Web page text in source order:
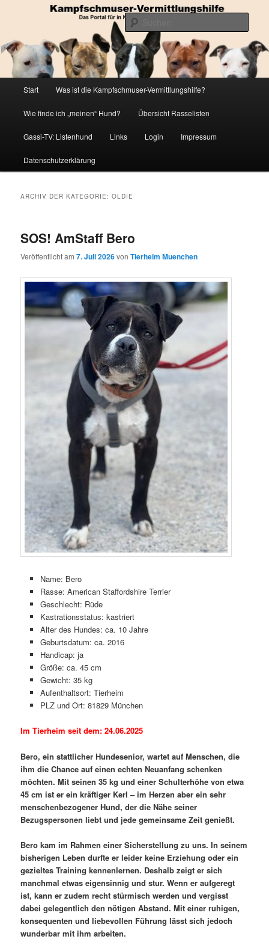
springen
springenKampfschmuser-Vermittlungshilfe
Die Datenbank für in Not geratene Listenhunde
Start Was ist die Kampfschmuser-Vermittlungshilfe?
Wie finde ich „meinen“ Hund? Übersicht Rasselisten
Gassi-TV: Listenhund Links Login Impressum
Datenschutzerklärung
ARCHIV DER KATEGORIE:OLDIE
SOS! AmStaff Bero
Veröffentlicht am7. Juli 2026vonTierheim Muenchen
Name: Bero
Rasse: American Staffordshire Terrier
Geschlecht: Rüde
Kastrationsstatus: kastriert
Alter des Hundes: ca. 10 Jahre
Geburtsdatum: ca. 2016
Handicap: ja
Größe: ca. 45 cm
Gewicht: 35 kg
Aufenthaltsort: Tierheim
PLZ und Ort: 81829 München
Im Tierheim seit dem: 24.06.2025
Bero, ein stattlicher Hundesenior, wartet auf Menschen, die
ihm die Chance auf einen echten Neuanfang schenken
möchten. Mit seinen 35 kg und einer Schulterhöhe von etwa
45 cm ist er ein kräftiger Kerl – im Herzen aber ein sehr
menschenbezogener Hund, der die Nähe seiner
Bezugspersonen liebt und jede gemeinsame Zeit genießt.
Bero kam im Rahmen einer Sicherstellung zu uns. In seinem
bisherigen Leben durfte er leider keine Erziehung oder ein
gezieltes Training kennenlernen. Deshalb zeigt er sich
manchmal etwas eigensinnig und stur. Wenn er aufgeregt
ist, kann er zudem recht stürmisch werden und vergisst
dabei gelegentlich den nötigen Abstand. Mit einer ruhigen,
konsequenten und liebevollen Führung lässt sich jedoch
wunderbar mit ihm arbeiten.